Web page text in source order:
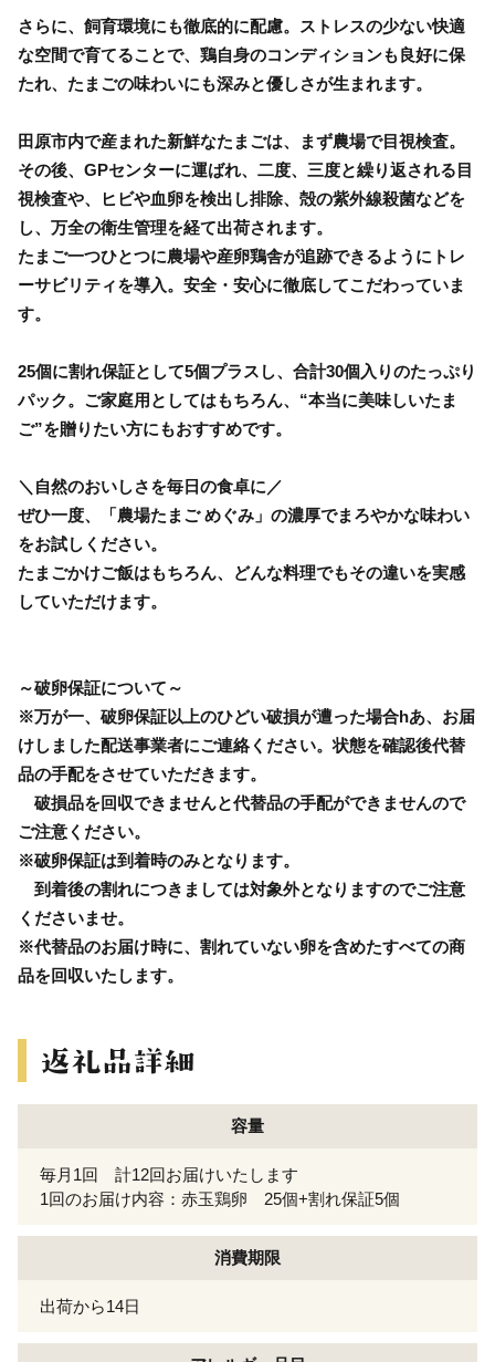
さらに、飼育環境にも徹底的に配慮。ストレスの少ない快適
な空間で育てることで、鶏自身のコンディションも良好に保
たれ、たまごの味わいにも深みと優しさが生まれます。
田原市内で産まれた新鮮なたまごは、まず農場で目視検査。
その後、GPセンターに運ばれ、二度、三度と繰り返される目
視検査や、ヒビや血卵を検出し排除、殻の紫外線殺菌などを
し、万全の衛生管理を経て出荷されます。
たまご一つひとつに農場や産卵鶏舎が追跡できるようにトレ
ーサビリティを導入。安全・安心に徹底してこだわっていま
す。
25個に割れ保証として5個プラスし、合計30個入りのたっぷり
パック。ご家庭用としてはもちろん、“本当に美味しいたま
ご”を贈りたい方にもおすすめです。
＼自然のおいしさを毎日の食卓に／
ぜひ一度、「農場たまご めぐみ」の濃厚でまろやかな味わい
をお試しください。
たまごかけご飯はもちろん、どんな料理でもその違いを実感
していただけます。
～破卵保証について～
※万が一、破卵保証以上のひどい破損が遭った場合hあ、お届
けしました配送事業者にご連絡ください。状態を確認後代替
品の手配をさせていただきます。
破損品を回収できませんと代替品の手配ができませんので
ご注意ください。
※破卵保証は到着時のみとなります。
到着後の割れにつきましては対象外となりますのでご注意
くださいませ。
※代替品のお届け時に、割れていない卵を含めたすべての商
品を回収いたします。
容量
毎月1回 計12回お届けいたします
1回のお届け内容：赤玉鶏卵 25個+割れ保証5個
消費期限
出荷から14日